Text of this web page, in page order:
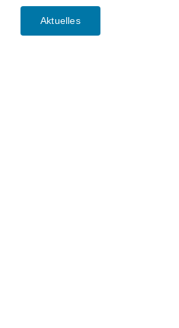
Aktuelles